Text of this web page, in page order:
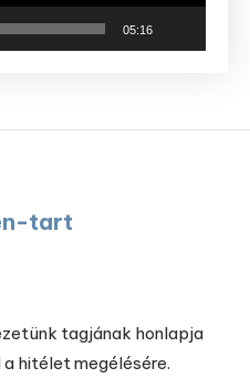
05:16
tart
tagjának honlapja
hitélet megélésére.